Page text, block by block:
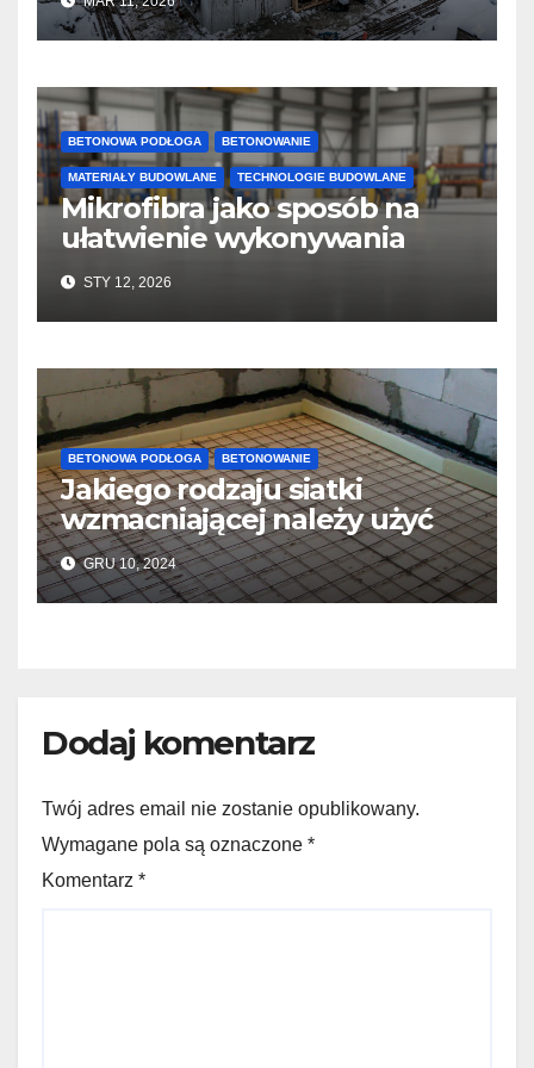
twardnienie
BETONOWA PODŁOGA BETONOWANIE
MATERIAŁY BUDOWLANE TECHNOLOGIE BUDOWLANE
Mikrofibra jako sposób na
ułatwienie wykonywania
posadzek betonowych i
konstrukcji
STY 12, 2026
BETONOWA PODŁOGA BETONOWANIE
Jakiego rodzaju siatki
wzmacniającej należy użyć
do wylewek podłogowych?
GRU 10, 2024
Dodaj komentarz
Twój adres email nie zostanie opublikowany.
Wymagane pola są oznaczone *
Komentarz *